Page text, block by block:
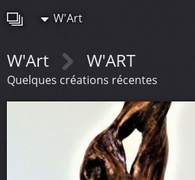
W'Art
W'Art W'ART
Quelques créations récentes